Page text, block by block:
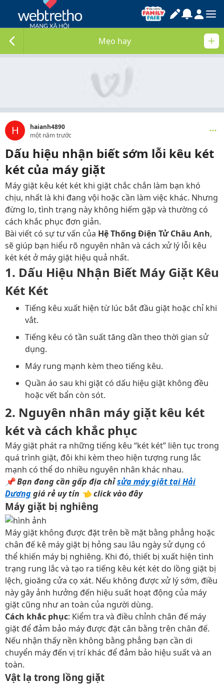
Mẹo hay
H
haianh4890
một năm trước
Dấu hiệu nhận biết sớm lỗi kêu két
két của máy giặt
Máy giặt kêu két két khi giặt chắc chắn làm bạn khó
chịu, nhất là khi đang vội hoặc cần làm việc khác. Nhưng
đừng lo, tình trạng này không hiếm gặp và thường có
cách khắc phục đơn giản.
Bài viết có sự tư vấn của Hệ Thống Điện Tử Châu Anh,
sẽ giúp bạn hiểu rõ nguyên nhân và cách xử lý lỗi kêu
két két ở máy giặt hiệu quả nhất.
1. Dấu Hiệu Nhận Biết Máy Giặt Kêu
Két Két
Tiếng kêu xuất hiện từ lúc bắt đầu giặt hoặc chỉ khi
vắt.
Tiếng kêu có tần suất tăng dần theo thời gian sử
dụng.
Máy rung mạnh kèm theo tiếng kêu.
Quần áo sau khi giặt có dấu hiệu giặt không đều
hoặc vết bẩn còn sót.
2. Nguyên nhân máy giặt kêu két
két và cách khắc phục
Máy giặt phát ra những tiếng kêu “két két” liên tục trong
quá trình giặt, đôi khi kèm theo hiện tượng rung lắc
mạnh có thể do nhiều nguyên nhân khác nhau.
📌Bạn đang cần gấp địa chỉsửa máy giặt tại Hải
Dươnggiá rẻ uy tín 👈click vào đây
Máy giặt bị nghiêng
Máy giặt không được đặt trên bề mặt bằng phẳng hoặc
chân đế kê máy giặt bị hỏng sau lâu ngày sử dụng có
thể khiến máy bị nghiêng. Khi đó, thiết bị xuất hiện tình
trạng rung lắc và tạo ra tiếng kêu két két do lồng giặt bị
lệch, gioăng cửa cọ xát. Nếu không được xử lý sớm, điều
này gây ảnh hưởng đến hiệu suất hoạt động của máy
giặt cũng như an toàn của người dùng.
Cách khắc phục: Kiểm tra và điều chỉnh chân đế máy
giặt để đảm bảo máy được đặt cân bằng trên chân đế.
Nếu nhận thấy nền không bằng phẳng bạn cần di
chuyển máy đến vị trí khác để đảm bảo hiệu suất và an
toàn.
Vật lạ trong lồng giặt